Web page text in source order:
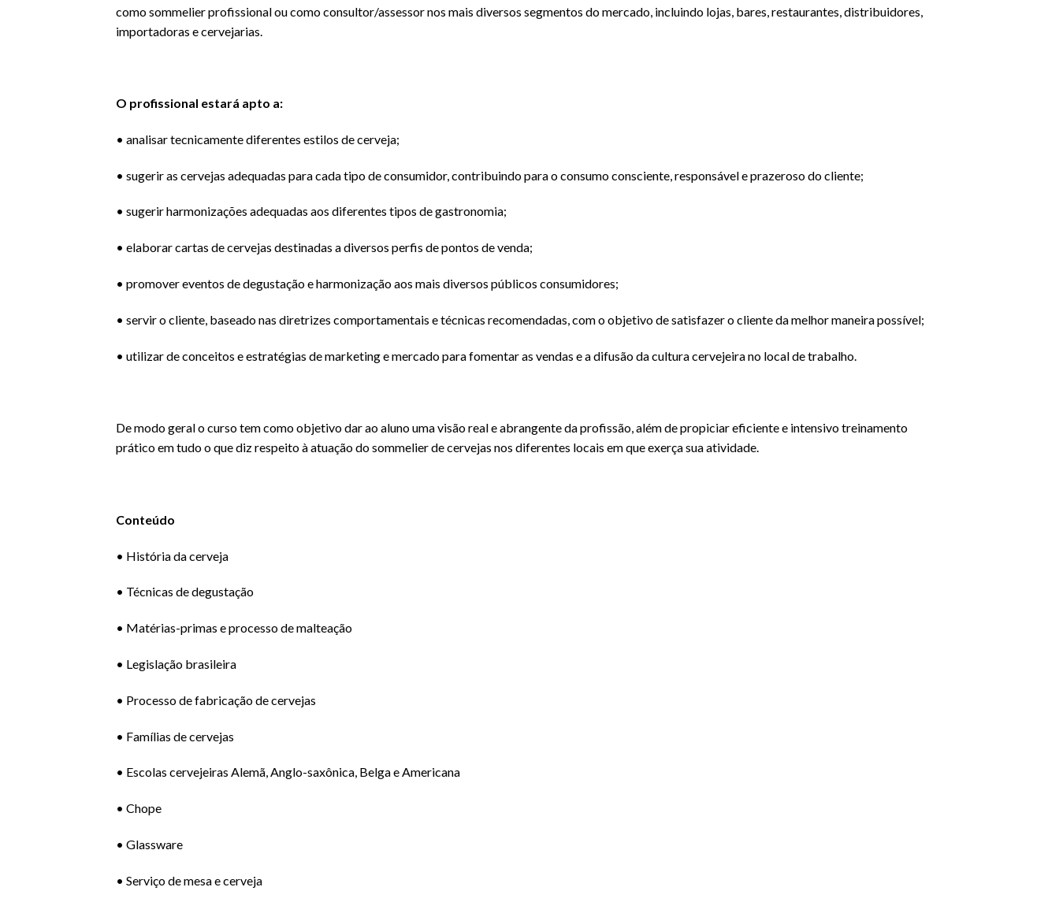
como sommelier profissional ou como consultor/assessor nos mais diversos segmentos do mercado, incluindo lojas, bares, restaurantes, distribuidores,
importadoras e cervejarias.
O profissional estará apto a:
• analisar tecnicamente diferentes estilos de cerveja;
• sugerir as cervejas adequadas para cada tipo de consumidor, contribuindo para o consumo consciente, responsável e prazeroso do cliente;
• sugerir harmonizações adequadas aos diferentes tipos de gastronomia;
• elaborar cartas de cervejas destinadas a diversos perfis de pontos de venda;
• promover eventos de degustação e harmonização aos mais diversos públicos consumidores;
• servir o cliente, baseado nas diretrizes comportamentais e técnicas recomendadas, com o objetivo de satisfazer o cliente da melhor maneira possível;
• utilizar de conceitos e estratégias de marketing e mercado para fomentar as vendas e a difusão da cultura cervejeira no local de trabalho.
De modo geral o curso tem como objetivo dar ao aluno uma visão real e abrangente da profissão, além de propiciar eficiente e intensivo treinamento
prático em tudo o que diz respeito à atuação do sommelier de cervejas nos diferentes locais em que exerça sua atividade.
Conteúdo
• História da cerveja
• Técnicas de degustação
• Matérias-primas e processo de malteação
• Legislação brasileira
• Processo de fabricação de cervejas
• Famílias de cervejas
• Escolas cervejeiras Alemã, Anglo-saxônica, Belga e Americana
• Chope
• Glassware
• Serviço de mesa e cerveja